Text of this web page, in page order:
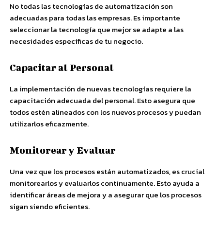
No todas las tecnologías de automatización son
adecuadas para todas las empresas. Es importante
seleccionar la tecnología que mejor se adapte a las
necesidades específicas de tu negocio.
Capacitar al Personal
La implementación de nuevas tecnologías requiere la
capacitación adecuada del personal. Esto asegura que
todos estén alineados con los nuevos procesos y puedan
utilizarlos eficazmente.
Monitorear y Evaluar
Una vez que los procesos están automatizados, es crucial
monitorearlos y evaluarlos continuamente. Esto ayuda a
identificar áreas de mejora y a asegurar que los procesos
sigan siendo eficientes.